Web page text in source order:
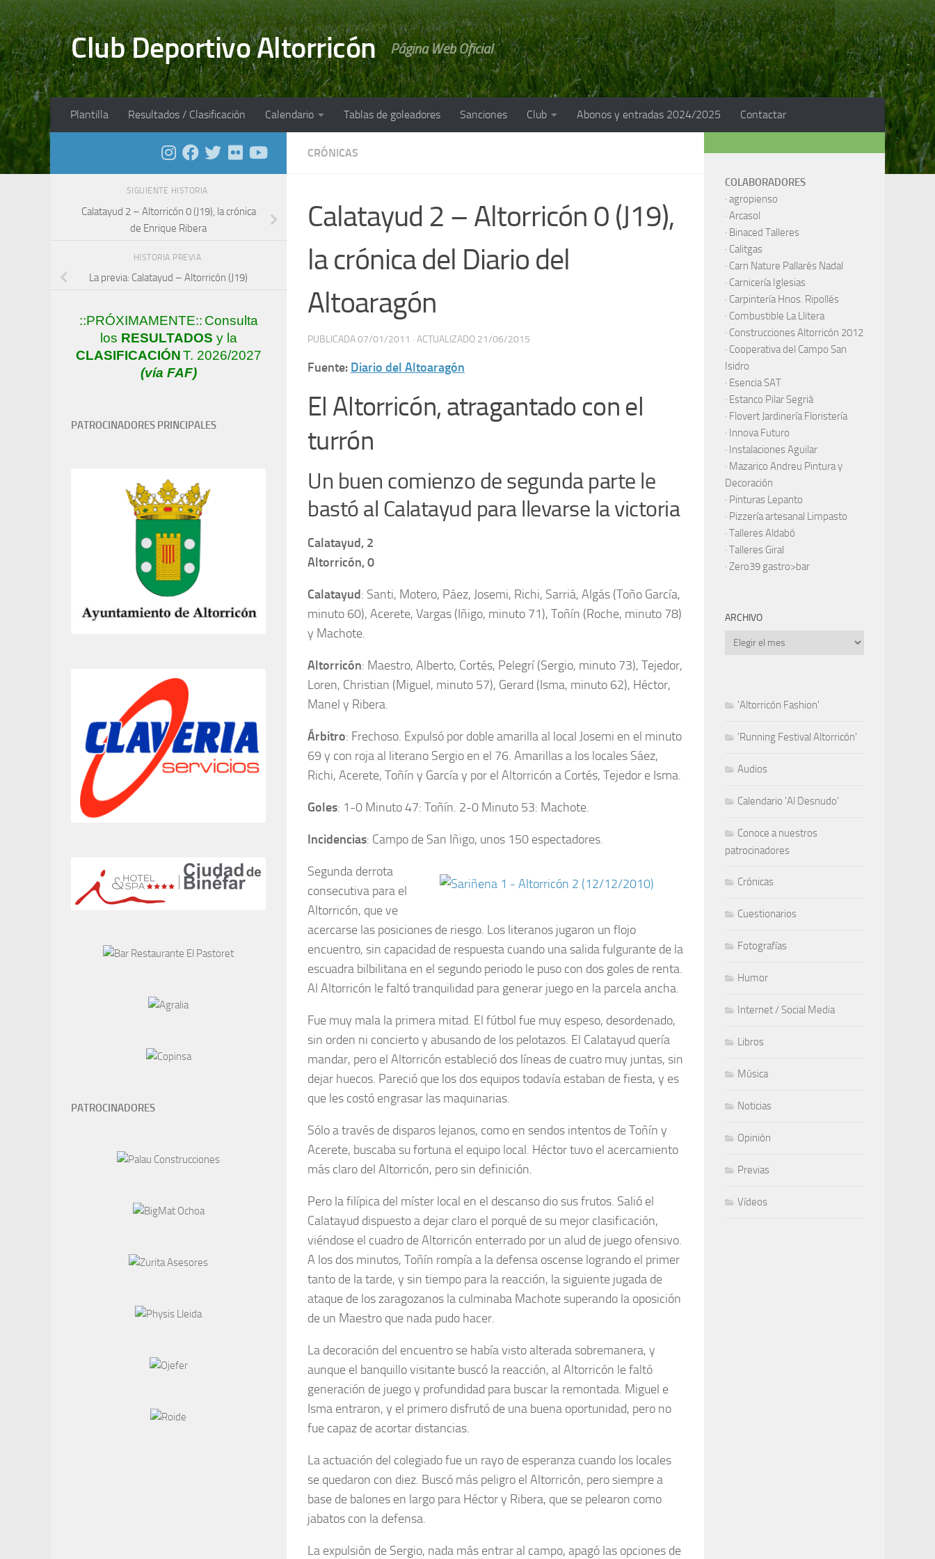
Saltar al contenido
Club Deportivo Altorricón Página Web Oficial
Plantilla Resultados / Clasificación Calendario Tablas de goleadores Sanciones Club Abonos y entradas 2024/2025 Contactar
CRÓNICAS
Calatayud 2 – Altorricón 0 (J19),
la crónica del Diario del
Altoaragón
PUBLICADA07/01/2011 · ACTUALIZADO 21/06/2015
Fuente: Diario del Altoaragón
El Altorricón, atragantado con el
turrón
Un buen comienzo de segunda parte le
bastó al Calatayud para llevarse la victoria
Calatayud, 2
Altorricón, 0
Calatayud: Santi, Motero, Páez, Josemi, Richi, Sarriá, Algás (Toño García,
minuto 60), Acerete, Vargas (Iñigo, minuto 71), Toñín (Roche, minuto 78)
y Machote.
Altorricón: Maestro, Alberto, Cortés, Pelegrí (Sergio, minuto 73), Tejedor,
Loren, Christian (Miguel, minuto 57), Gerard (Isma, minuto 62), Héctor,
Manel y Ribera.
Árbitro: Frechoso. Expulsó por doble amarilla al local Josemi en el minuto
69 y con roja al literano Sergio en el 76. Amarillas a los locales Sáez,
Richi, Acerete, Toñín y García y por el Altorricón a Cortés, Tejedor e Isma.
Goles: 1-0 Minuto 47: Toñín. 2-0 Minuto 53: Machote.
Incidencias: Campo de San Iñigo, unos 150 espectadores.
Segunda derrota
consecutiva para el
Altorricón, que ve
acercarse las posiciones de riesgo. Los literanos jugaron un flojo
encuentro, sin capacidad de respuesta cuando una salida fulgurante de la
escuadra bilbilitana en el segundo periodo le puso con dos goles de renta.
Al Altorricón le faltó tranquilidad para generar juego en la parcela ancha.
Fue muy mala la primera mitad. El fútbol fue muy espeso, desordenado,
sin orden ni concierto y abusando de los pelotazos. El Calatayud quería
mandar, pero el Altorricón estableció dos líneas de cuatro muy juntas, sin
dejar huecos. Pareció que los dos equipos todavía estaban de fiesta, y es
que les costó engrasar las maquinarias.
Sólo a través de disparos lejanos, como en sendos intentos de Toñín y
Acerete, buscaba su fortuna el equipo local. Héctor tuvo el acercamiento
más claro del Altorricón, pero sin definición.
Pero la filípica del míster local en el descanso dio sus frutos. Salió el
Calatayud dispuesto a dejar claro el porqué de su mejor clasificación,
viéndose el cuadro de Altorricón enterrado por un alud de juego ofensivo.
A los dos minutos, Toñín rompía a la defensa oscense logrando el primer
tanto de la tarde, y sin tiempo para la reacción, la siguiente jugada de
ataque de los zaragozanos la culminaba Machote superando la oposición
de un Maestro que nada pudo hacer.
La decoración del encuentro se había visto alterada sobremanera, y
aunque el banquillo visitante buscó la reacción, al Altorricón le faltó
generación de juego y profundidad para buscar la remontada. Miguel e
Isma entraron, y el primero disfrutó de una buena oportunidad, pero no
fue capaz de acortar distancias.
La actuación del colegiado fue un rayo de esperanza cuando los locales
se quedaron con diez. Buscó más peligro el Altorricón, pero siempre a
base de balones en largo para Héctor y Ribera, que se pelearon como
jabatos con la defensa.
La expulsión de Sergio, nada más entrar al campo, apagó las opciones de
SIGUIENTE HISTORIA
Calatayud 2 – Altorricón 0 (J19), la crónica
de Enrique Ribera
HISTORIA PREVIA
La previa: Calatayud – Altorricón (J19)
::PRÓXIMAMENTE:: Consulta
los RESULTADOS y la
CLASIFICACIÓNT. 2026/2027
(vía FAF)
PATROCINADORES PRINCIPALES
PATROCINADORES
COLABORADORES
· agropienso
· Arcasol
· Binaced Talleres
· Calitgas
· Carn Nature Pallarés Nadal
· Carnicería Iglesias
· Carpintería Hnos. Ripollés
· Combustible La Llitera
· Construcciones Altorricón 2012
· Cooperativa del Campo San
Isidro
· Esencia SAT
· Estanco Pilar Segrià
· Flovert Jardinería Floristería
· Innova Futuro
· Instalaciones Aguilar
· Mazarico Andreu Pintura y
Decoración
· Pinturas Lepanto
· Pizzería artesanal Limpasto
· Talleres Aldabó
· Talleres Giral
· Zero39 gastro>bar
ARCHIVO
Archivo
'Altorricón Fashion'
'Running Festival Altorricón'
Audios
Calendario 'Al Desnudo'
Conoce a nuestros
patrocinadores
Crónicas
Cuestionarios
Fotografías
Humor
Internet / Social Media
Libros
Música
Noticias
Opinión
Previas
Vídeos